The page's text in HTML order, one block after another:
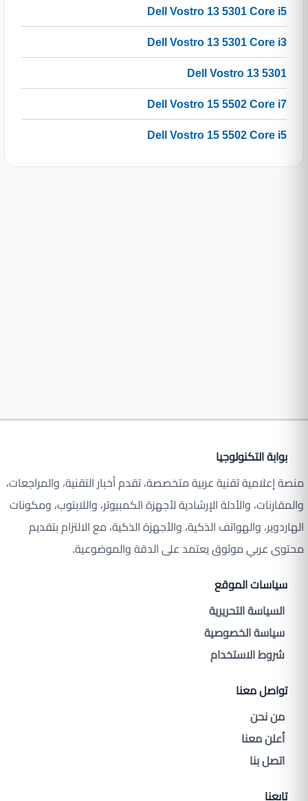
Dell Vostro 13 5301 Core i5
Dell Vostro 13 5301 Core i3
Dell Vostro 13 5301
Dell Vostro 15 5502 Core i7
Dell Vostro 15 5502 Core i5
بوابة التكنولوجيا
منصة إعلامية تقنية عربية متخصصة، تقدم أخبار التقنية، والمراجعات،
والمقارنات، والأدلة الإرشادية لأجهزة الكمبيوتر، واللابتوب، ومكونات
الهاردوير، والهواتف الذكية، والأجهزة الذكية، مع الالتزام بتقديم
محتوى عربي موثوق يعتمد على الدقة والموضوعية.
سياسات الموقع
السياسة التحريرية
سياسة الخصوصية
شروط الاستخدام
تواصل معنا
من نحن
أعلن معنا
اتصل بنا
تابعنا